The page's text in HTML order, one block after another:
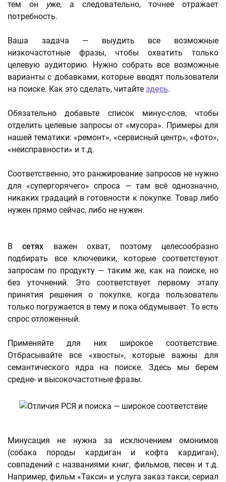
тем он уже, а следовательно, точнее отражает
потребность.
Ваша задача — выудить все возможные
низкочастотные фразы, чтобы охватить только
целевую аудиторию. Нужно собрать все возможные
варианты с добавками, которые вводят пользователи
на поиске. Как это сделать, читайте здесь.
Обязательно добавьте список минус-слов, чтобы
отделить целевые запросы от «мусора». Примеры для
нашей тематики: «ремонт», «сервисный центр», «фото»,
«неисправности» и т.д.
Соответственно, это ранжирование запросов не нужно
для «супергорячего» спроса — там всё однозначно,
никаких градаций в готовности к покупке. Товар либо
нужен прямо сейчас, либо не нужен.
Всетях важен охват, поэтому целесообразно
подбирать все ключевики, которые соответствуют
запросам по продукту — таким же, как на поиске, но
без уточнений. Это соответствует первому этапу
принятия решения о покупке, когда пользователь
только погружается в тему и пока обдумывает. То есть
спрос отложенный.
Применяйте для них широкое соответствие.
Отбрасывайте все «хвосты», которые важны для
семантического ядра на поиске. Здесь мы берем
средне- и высокочастотные фразы.
Минусация не нужна за исключением омонимов
(собака породы кардиган и кофта кардиган),
совпадений с названиями книг, фильмов, песен и т.д.
Например, фильм «Такси» и услуга заказ такси, сериал